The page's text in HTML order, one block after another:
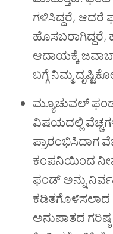
ಗಳಿಸಿದ್ದರೆ, ಆದರೆ
ಹೊಸಬರಾಗಿದ್ದರೆ,
ಆದಾಯಕ್ಕೆ
ಬಗ್ಗೆ ನಿಮ್ಮ
ಮ್ಯೂಚುವಲ್
ವಿಷಯದಲ್ಲಿ
ಪ್ರಾರಂಭಿಸಿದಾಗ
ಕಂಪನಿಯಿಂದ
ಫಂಡ್ ಅನ್ನು
ಕಡಿತಗೊಳಿಸಲಾದ
ಅನುಪಾತದ